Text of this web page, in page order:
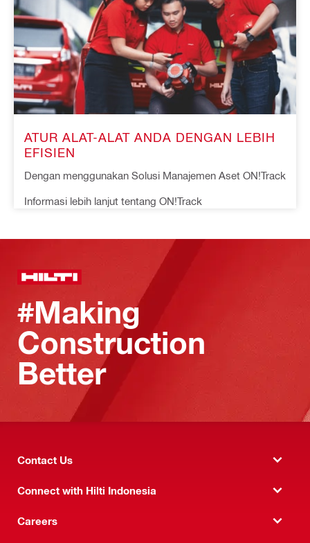
ATUR ALAT-ALAT ANDA DENGAN LEBIH
EFISIEN
Informasi lebih lanjut tentang ON!Track
#Making
Construction
Better
Contact Us
Connect with Hilti Indonesia
Careers